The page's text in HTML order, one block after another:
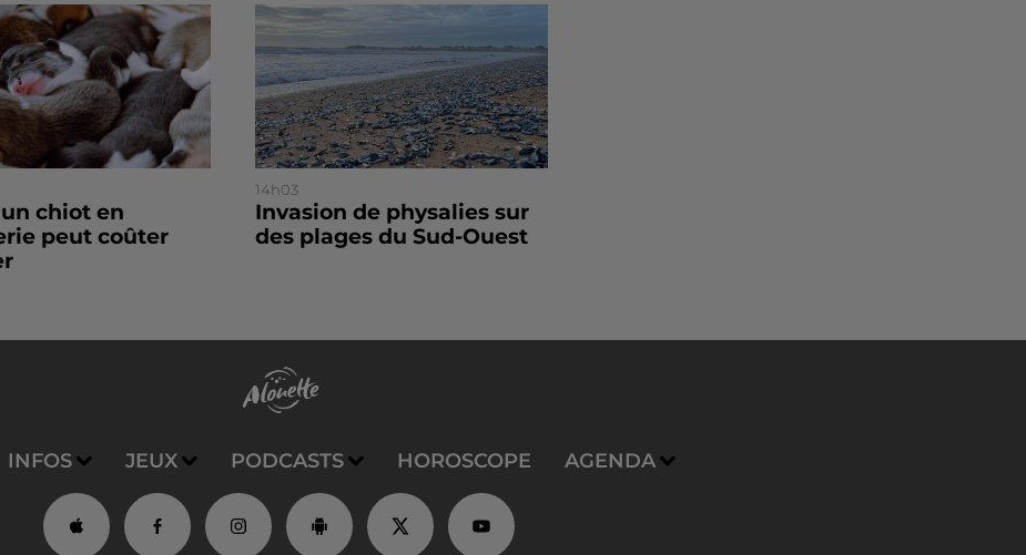
chiot en
peut coûter
14h03
Invasion de physalies sur
des plages du Sud-Ouest
INFOS JEUX PODCASTS HOROSCOPE AGENDA